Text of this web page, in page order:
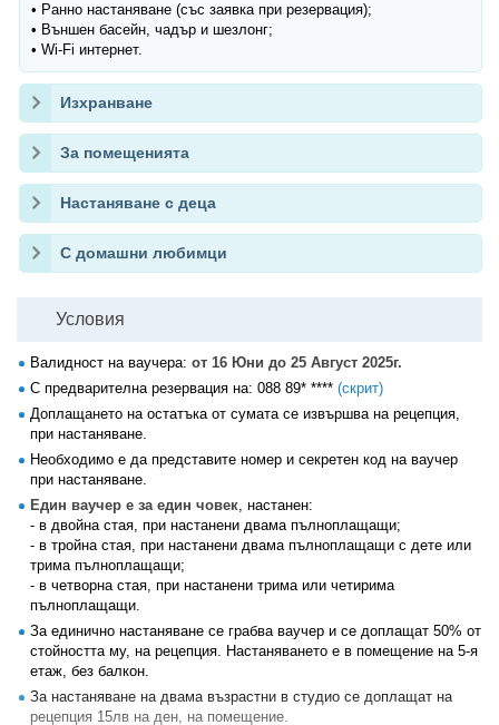
• Ранно настаняване (със заявка при резервация);
• Външен басейн, чадър и шезлонг;
• Wi-Fi интернет.
Изхранване
За помещенията
Настаняване с деца
С домашни любимци
Условия
Валидност на ваучера: от 16 Юни до 25 Август 2025г.
С предварителна резервация на: 088 89* **** (скрит)
Доплащането на остатъка от сумата се извършва на рецепция,
при настаняване.
Необходимо е да представите номер и секретен код на ваучер
при настаняване.
Един ваучер е за един човек, настанен:
- в двойна стая, при настанени двама пълноплащащи;
- в тройна стая, при настанени двама пълноплащащи с дете или
трима пълноплащащи;
- в четворна стая, при настанени трима или четирима
пълноплащащи.
За единично настаняване се грабва ваучер и се доплащат 50% от
стойността му, на рецепция. Настаняването е в помещение на 5-я
етаж, без балкон.
За настаняване на двама възрастни в студио се доплащат на
рецепция 15лв на ден, на помещение.